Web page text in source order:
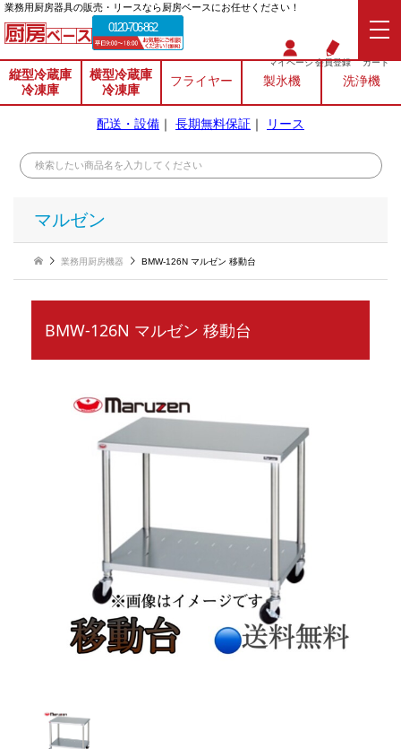
業務⽤厨房器具の販売・リースなら厨房ベースにお任せください！
0120-706-862
マイページ会員登録 カート
縦型冷蔵庫
冷凍庫
横型冷蔵庫
冷凍庫
フライヤー 製氷機 洗浄機
配送・設備 ｜ 長期無料保証 ｜ リース
マルゼン
業務用厨房機器 BMW-126N マルゼン 移動台
BMW-126N マルゼン 移動台